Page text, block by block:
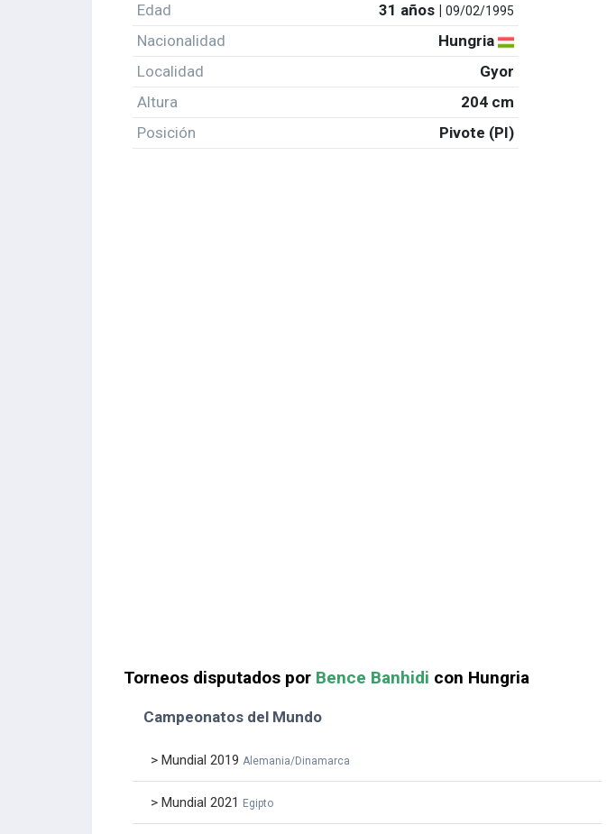
Edad 31 años |09/02/1995
Nacionalidad
Hungria
Localidad
Gyor
Altura
204 cm
Posición
Pivote (PI)
Torneos disputados por Bence Banhidi con Hungria
Campeonatos del Mundo
> Mundial 2019 Alemania/Dinamarca
> Mundial 2021 Egipto